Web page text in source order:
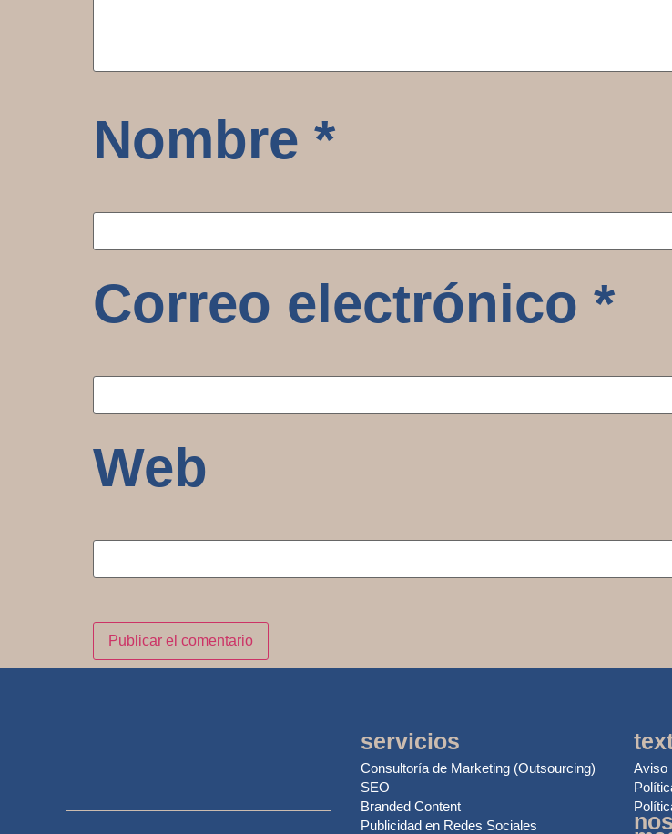
Nombre *
Correo electrónico *
Web
servicios
Consultoría de Marketing (Outsourcing)
SEO
Branded Content
Publicidad en Redes Sociales
Aviso